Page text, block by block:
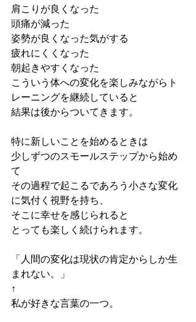
肩こりが良くなった
頭痛が減った
姿勢が良くなった気がする
疲れにくくなった
朝起きやすくなった
こういう体への変化を楽しみながらト
レーニングを継続していると
結果は後からついてきます。
特に新しいことを始めるときは
少しずつのスモールステップから始め
て
その過程で起こるであろう小さな変化
に気付く視野を持ち、
そこに幸せを感じられると
とっても楽しく続けられます。
「人間の変化は現状の肯定からしか生
まれない。」
↑
私が好きな言葉の一つ。